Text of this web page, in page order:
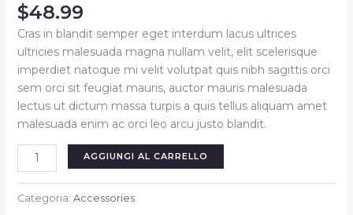
$48.99
Cras in blandit semper eget interdum lacus ultrices
ultricies malesuada magna nullam velit, elit scelerisque
imperdiet natoque mi velit volutpat quis nibh sagittis orci
sem orci sit feugiat mauris, auctor mauris malesuada
lectus ut dictum massa turpis a quis tellus aliquam amet
malesuada enim ac orci leo arcu justo blandit.
Dora
black
gradient
eyewear
AGGIUNGI AL CARRELLO
Categoria: Accessories